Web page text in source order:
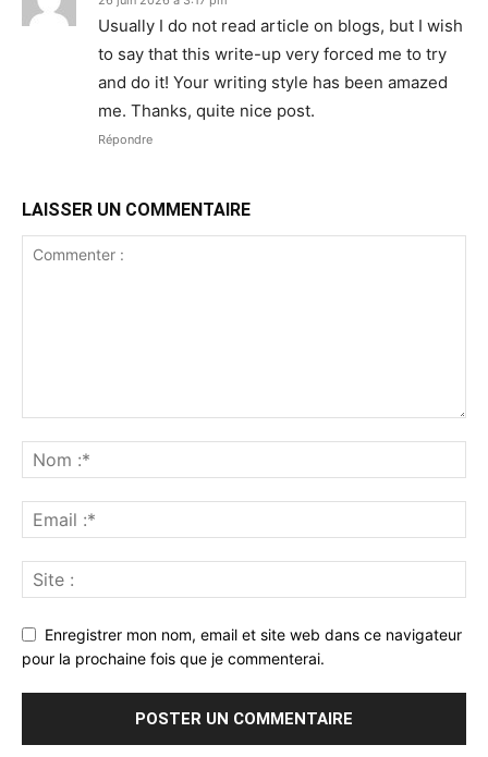
Usually I do not read article on blogs, but I wish
to say that this write-up very forced me to try
and do it! Your writing style has been amazed
me. Thanks, quite nice post.
Répondre
LAISSER UN COMMENTAIRE
Enregistrer mon nom, email et site web dans ce navigateur
pour la prochaine fois que je commenterai.